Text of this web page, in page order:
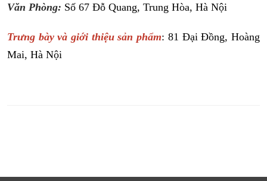
Văn Phòng: Số 67 Đỗ Quang, Trung Hòa, Hà Nội
Trưng bày và giới thiệu sản phẩm: 81 Đại Đồng, Hoàng
Mai, Hà Nội